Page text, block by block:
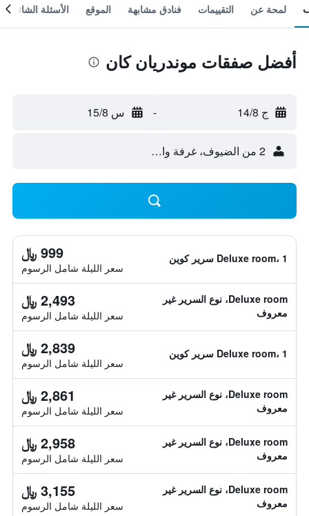
لمحة عن التقييمات فنادق مشابهة الموقع الأسئلة الشائعة
أفضل صفقات موندريان كان
ج 14/8 - س 15/8
2 من الضيوف، غرفة واحدة
Deluxe room، 1 سرير كوين 999 ﷼
سعر الليلة شامل الرسوم
Deluxe room، نوع السرير غير
معروف
2,493 ﷼
سعر الليلة شامل الرسوم
Deluxe room، 1 سرير كوين 2,839 ﷼
سعر الليلة شامل الرسوم
Deluxe room، نوع السرير غير
معروف
2,861 ﷼
سعر الليلة شامل الرسوم
Deluxe room، نوع السرير غير
معروف
2,958 ﷼
سعر الليلة شامل الرسوم
Deluxe room، نوع السرير غير
معروف
3,155 ﷼
سعر الليلة شامل الرسوم